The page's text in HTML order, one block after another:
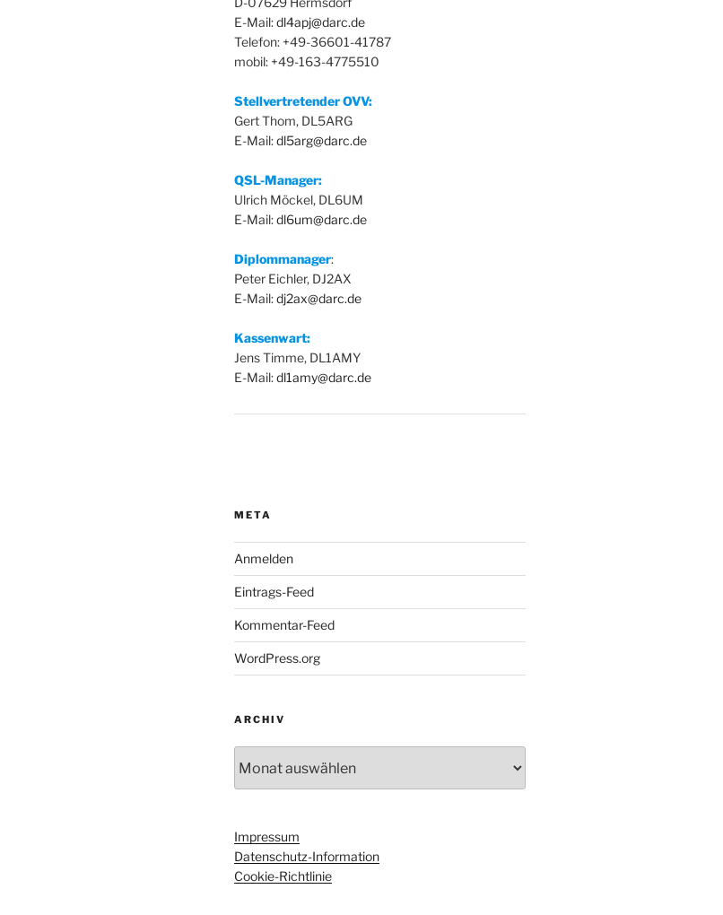
E-Mail:dl4apj@darc.de
Telefon: +49-36601-41787
mobil: +49-163-4775510
Stellvertretender OVV:
Gert Thom, DL5ARG
E-Mail:dl5arg@darc.de
QSL-Manager:
Ulrich Möckel, DL6UM
E-Mail:dl6um@darc.de
Diplommanager:
Peter Eichler, DJ2AX
E-Mail:dj2ax@darc.de
Kassenwart:
Jens Timme, DL1AMY
E-Mail:dl1amy@darc.de
META
Anmelden
Eintrags-Feed
Kommentar-Feed
WordPress.org
ARCHIV
Impressum
Datenschutz-Information
Cookie-Richtlinie